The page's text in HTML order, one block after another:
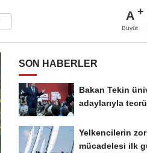
A
Büyüt
SON HABERLER
Bakan Tekin
adaylarıyla
Yelkencilerin
mücadelesi ilk